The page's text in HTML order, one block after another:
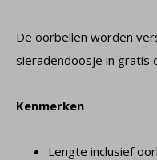
De oorbellen worden
sieradendoosje in gratis
Kenmerken
Lengte inclusief